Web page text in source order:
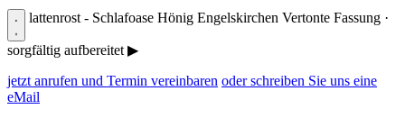
lattenrost - Schlafoase Hönig Engelskirchen Vertonte Fassung ·
sorgfältig aufbereitet ▶
jetzt anrufen und Termin vereinbaren oder schreiben Sie uns eine
eMail